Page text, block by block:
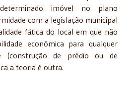
imóvel no plano
com a legislação municipal
fática do local em que não
econômica para qualquer
(construção de prédio ou de
a teoria é outra.